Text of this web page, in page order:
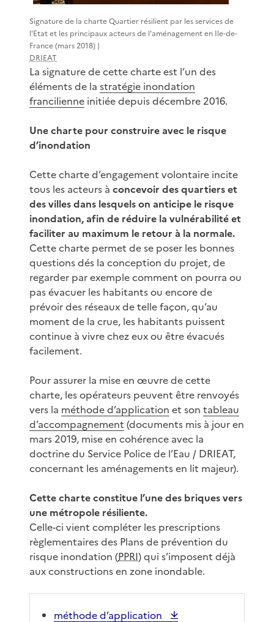
Signature de la charte Quartier résilient par les services de
l'Etat et les principaux acteurs de l'aménagement en Ile-de-
France (mars 2018) |
DRIEAT
La signature de cette charte est l’un des
éléments de la stratégie inondation
francilienne initiée depuis décembre 2016.
Une charte pour construire avec le risque
d’inondation
Cette charte d’engagement volontaire incite
tous les acteurs à concevoir des quartiers et
des villes dans lesquels on anticipe le risque
inondation, afin de réduire la vulnérabilité et
faciliter au maximum le retour à la normale.
Cette charte permet de se poser les bonnes
questions dés la conception du projet, de
regarder par exemple comment on pourra ou
pas évacuer les habitants ou encore de
prévoir des réseaux de telle façon, qu’au
moment de la crue, les habitants puissent
continue à vivre chez eux ou être évacués
facilement.
Pour assurer la mise en œuvre de cette
charte, les opérateurs peuvent être renvoyés
vers la méthode d’application et son tableau
d’accompagnement (documents mis à jour en
mars 2019, mise en cohérence avec la
doctrine du Service Police de l’Eau / DRIEAT,
concernant les aménagements en lit majeur).
Cette charte constitue l’une des briques vers
une métropole résiliente.
Celle-ci vient compléter les prescriptions
règlementaires des Plans de prévention du
risque inondation (PPRI) qui s’imposent déjà
aux constructions en zone inondable.
méthode d’application